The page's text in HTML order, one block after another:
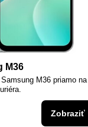
M36
M36 priamo na
Zobraziť